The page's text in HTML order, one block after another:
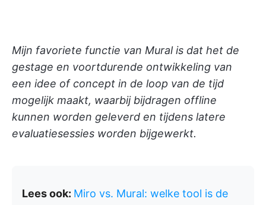
Mijn favoriete functie van Mural is dat het de
gestage en voortdurende ontwikkeling van
een idee of concept in de loop van de tijd
mogelijk maakt, waarbij bijdragen offline
kunnen worden geleverd en tijdens latere
evaluatiesessies worden bijgewerkt.
Lees ook: Miro vs. Mural: welke tool is de